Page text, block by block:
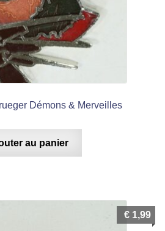
Démons & Merveilles
au panier
€ 1,99